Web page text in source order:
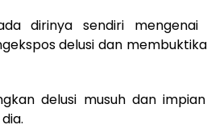
dirinya sendiri mengenai
delusi dan
delusi musuh dan